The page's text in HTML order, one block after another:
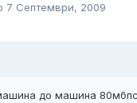
7 Септември, 2009
до машина 80мбпс